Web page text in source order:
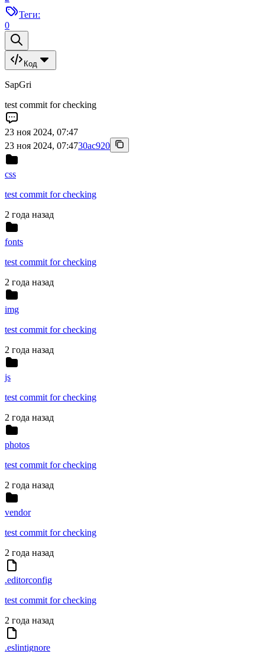
Теги:
0
Код
SapGri
test commit for checking
23 ноя 2024, 07:47
23 ноя 2024, 07:4730ac920
css
test commit for checking
2 года назад
fonts
test commit for checking
2 года назад
img
test commit for checking
2 года назад
js
test commit for checking
2 года назад
photos
test commit for checking
2 года назад
vendor
test commit for checking
2 года назад
.editorconfig
test commit for checking
2 года назад
.eslintignore